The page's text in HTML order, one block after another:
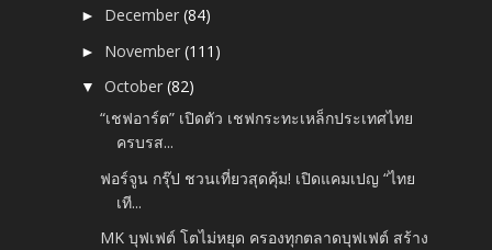
► December(84)
► November(111)
▼October(82)
“เชฟอาร์ต” เปิดตัว เชฟกระทะเหล็กประเทศไทย
ครบรส...
ฟอร์จูน กรุ๊ป ชวนเที่ยวสุดคุ้ม! เปิดแคมเปญ “ไทย
เที...
MK บุฟเฟต์ โตไม่หยุด ครองทุกตลาดบุฟเฟต์ สร้าง